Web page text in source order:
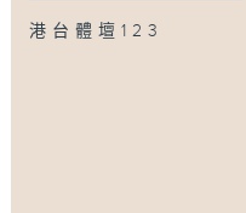
港台體壇123